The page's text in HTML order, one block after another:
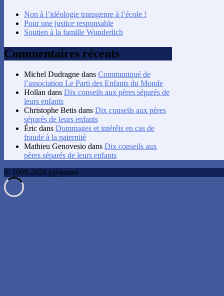
Non à l’idéologie transgenre à l’école !
Pour une justice responsable
Soutien à la famille Wunderlich
Commentaires récents
Michel Dudragne dans Communiqué de
l’association Le Parti des Enfants du Monde
Hollan dans Dix conseils aux pères séparés de
leurs enfants
Christophe Betis dans Dix conseils aux pères
séparés de leurs enfants
Éric dans Dommages et intérêts en cas de
fraude à la paternité
Mathieu Genovesio dans Dix conseils aux
pères séparés de leurs enfants
© 1999-2026 p@ternet